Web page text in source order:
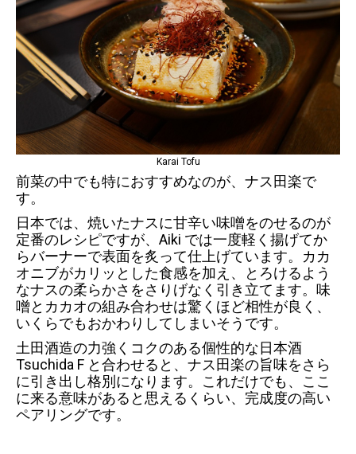
Karai Tofu
前菜の中でも特におすすめなのが、ナス田楽で
す。
日本では、焼いたナスに甘辛い味噌をのせるのが
定番のレシピですが、Aiki では一度軽く揚げてか
らバーナーで表面を炙って仕上げています。カカ
オニブがカリッとした食感を加え、とろけるよう
なナスの柔らかさをさりげなく引き立てます。味
噌とカカオの組み合わせは驚くほど相性が良く、
いくらでもおかわりしてしまいそうです。
土田酒造の力強くコクのある個性的な日本酒
Tsuchida F と合わせると、ナス田楽の旨味をさら
に引き出し格別になります。これだけでも、ここ
に来る意味があると思えるくらい、完成度の高い
ペアリングです。